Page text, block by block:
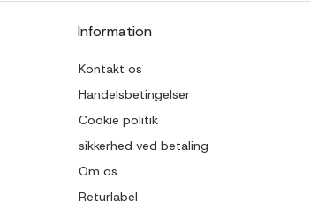
Information
Kontakt os
Handelsbetingelser
Cookie politik
sikkerhed ved betaling
Om os
Returlabel